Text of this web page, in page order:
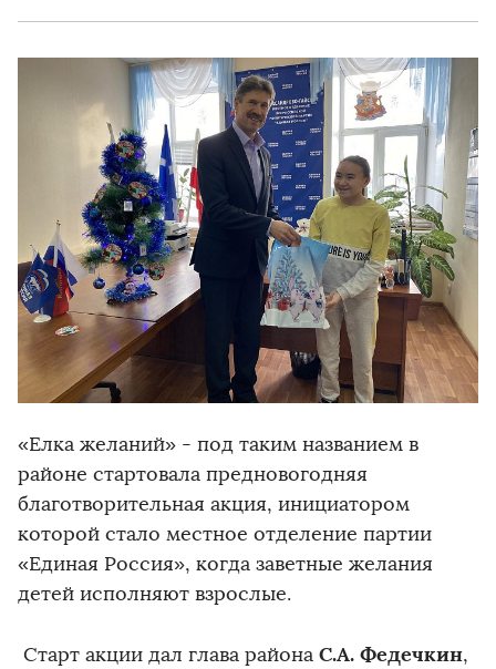
«Елка желаний» - под таким названием в
районе стартовала предновогодняя
благотворительная акция, инициатором
которой стало местное отделение партии
«Единая Россия», когда заветные желания
детей исполняют взрослые.
Старт акции дал глава района С.А. Федечкин,